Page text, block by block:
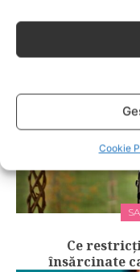
Cookie
Ce
însărcinate